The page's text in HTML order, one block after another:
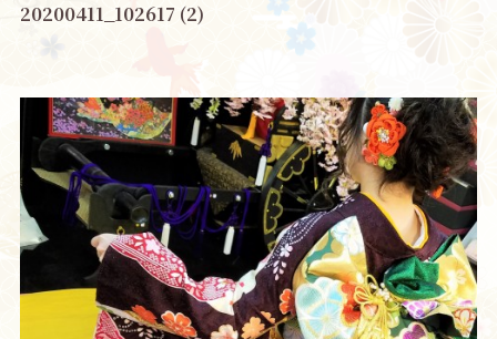
20200411_102617 (2)